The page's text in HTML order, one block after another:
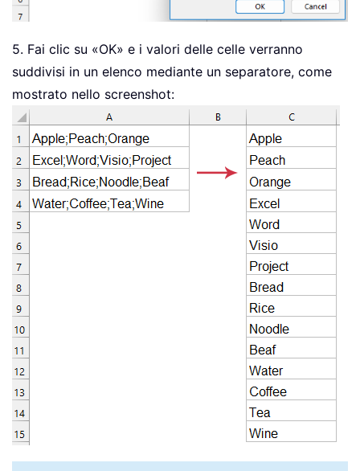
5. Fai clic su «OK» e i valori delle celle verranno
suddivisi in un elenco mediante un separatore, come
mostrato nello screenshot: